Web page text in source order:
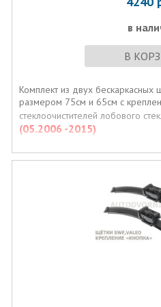
в
В
Комплект из двух бескаркасных
размером 75см и 65см с
стеклоочистителей лобового
(05.2006 -2015)